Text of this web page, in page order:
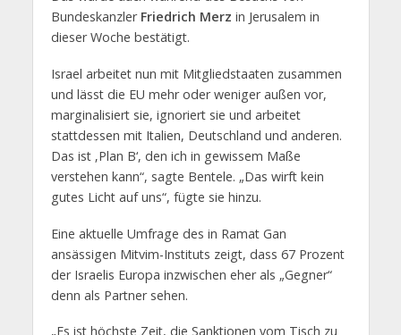
Bundeskanzler Friedrich Merz in Jerusalem in
dieser Woche bestätigt.
Israel arbeitet nun mit Mitgliedstaaten zusammen
und lässt die EU mehr oder weniger außen vor,
marginalisiert sie, ignoriert sie und arbeitet
stattdessen mit Italien, Deutschland und anderen.
Das ist ‚Plan B‘, den ich in gewissem Maße
verstehen kann“, sagte Bentele. „Das wirft kein
gutes Licht auf uns“, fügte sie hinzu.
Eine aktuelle Umfrage des in Ramat Gan
ansässigen Mitvim-Instituts zeigt, dass 67 Prozent
der Israelis Europa inzwischen eher als „Gegner“
denn als Partner sehen.
„Es ist höchste Zeit, die Sanktionen vom Tisch zu